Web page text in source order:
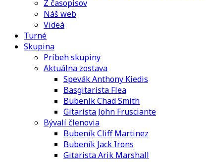
Z časopisov
Náš web
Videá
Turné
Skupina
Príbeh skupiny
Aktuálna zostava
Spevák Anthony Kiedis
Basgitarista Flea
Bubeník Chad Smith
Gitarista John Frusciante
Bývalí členovia
Bubeník Cliff Martinez
Bubeník Jack Irons
Gitarista Arik Marshall